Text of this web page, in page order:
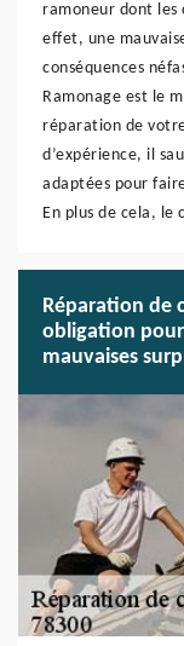
ramoneur dont les
effet, une
conséquences
Ramonage est le
réparation de
d’expérience, il
adaptées pour
En plus de cela, le
Réparation de
obligation
mauvaises